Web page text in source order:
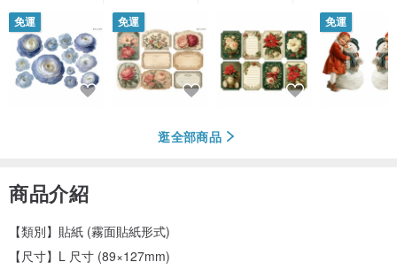
免運 免運 免運
逛全部商品
商品介紹
【類別】貼紙 (霧面貼紙形式)
【尺寸】L 尺寸 (89×127mm)